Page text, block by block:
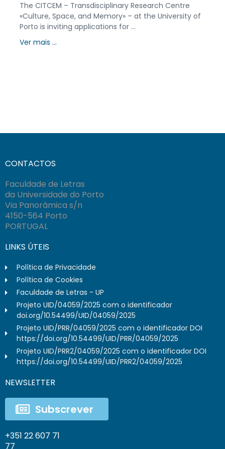
The CITCEM – Transdisciplinary Research Centre
«Culture, Space, and Memory» – at the University of
Porto is inviting applications for ...
Ver mais ...
CONTACTOS
Faculdade de Letras
da Universidade do Porto
Via Panorâmica s/n
4150-564 Porto
PORTUGAL
LINKS ÚTEIS
Política de Privacidade
Política de Cookies
Faculdade de Letras - UP
Projeto UID/04059/2025 com o identificador
doi.org/10.54499/UID/04059/2025
Projeto UID/PRR/04059/2025 com o identificador DOI
https://doi.org/10.54499/UID/PRR/04059/2025
Projeto UID/PRR2/04059/2025 com o identificador DOI
https://doi.org/10.54499/UID/PRR2/04059/2025
NEWSLETTER
Subscrever
+351 22 607 71
77